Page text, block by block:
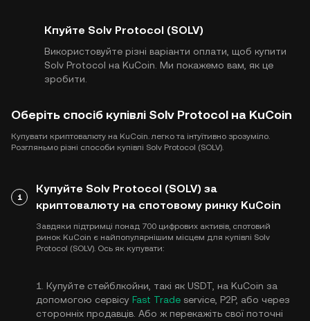
Кпуйте Solv Protocol (SOLV)
Використовуйте різні варіанти оплати, щоб купити
Solv Protocol на KuCoin. Ми покажемо вам, як це
зробити.
Оберіть спосіб купівлі Solv Protocol на KuCoin
Купувати криптовалюту на KuCoin. легко та інтуїтивно зрозуміло.
Розгляньмо різні способи купівлі Solv Protocol (SOLV).
1
Купуйте Solv Protocol (SOLV) за
криптовалюту на спотовому ринку KuCoin
Завдяки підтримці понад 700 цифрових активів, спотовий
ринок KuCoin є найпопулярнішим місцем для купівлі Solv
Protocol (SOLV). Ось як купувати:
1. Купуйте стейблкойни, такі як USDT, на KuCoin за
допомогою сервісу Fast Trade service, P2P, або через
сторонніх продавців. Або ж перекажіть свої поточні